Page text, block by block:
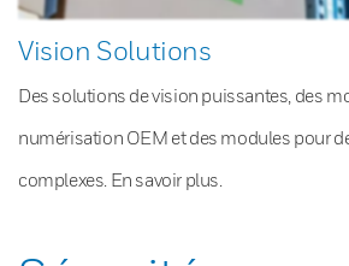
Vision Solutions
Des solutions de vision puissantes, des
numérisation OEM et des modules pour
complexes. En savoir plus.